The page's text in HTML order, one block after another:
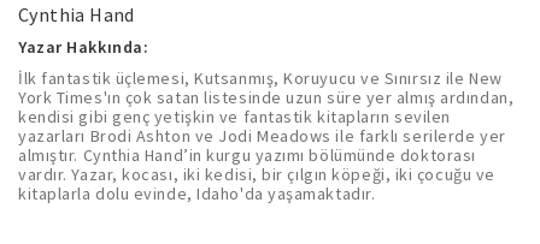
Cynthia Hand
Yazar Hakkında:
İlk fantastik üçlemesi, Kutsanmış, Koruyucu ve Sınırsız ile New
York Times'ın çok satan listesinde uzun süre yer almış ardından,
kendisi gibi genç yetişkin ve fantastik kitapların sevilen
yazarları Brodi Ashton ve Jodi Meadows ile farklı serilerde yer
almıştır. Cynthia Hand’in kurgu yazımı bölümünde doktorası
vardır. Yazar, kocası, iki kedisi, bir çılgın köpeği, iki çocuğu ve
kitaplarla dolu evinde, Idaho'da yaşamaktadır.